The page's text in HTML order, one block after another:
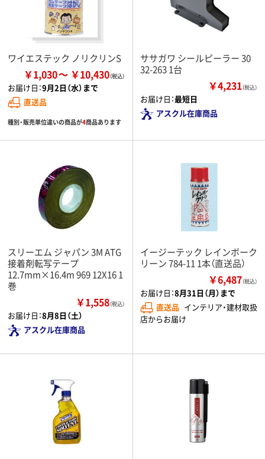
ワイエステック ノリクリンS
￥1,030 ￥10,430
お届け日：9月2日（水）まで
直送品
種別・販売単位違いの商品が4商品あります
ササガワ シールピーラー 30
32-263 1台
￥4,231（税込）
お届け日：最短日
アスクル在庫商品
スリーエム ジャパン 3M ATG
接着剤転写テープ
12.7mm×16.4m 969 12X16 1
巻
￥1,558（税込）
お届け日：8月8日（土）
アスクル在庫商品
イージーテック レインボーク
リーン 784-11 1本（直送品）
￥6,487（税込）
お届け日：8月31日（月）まで
直送品 インテリア・建材取扱
店からお届け